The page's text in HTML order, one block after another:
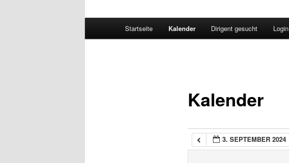
Startseite Kalender Dirigent gesucht Login
Kalender
3. SEPTEMBER 2024
03:00
07:00